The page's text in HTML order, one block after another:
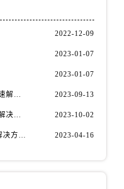
江苏省扬州市邗江区国展路29号星耀天地写字楼1号楼18层1803室爱彼售后服务中心（需提前预约）
江西省景德镇市珠山区珠山中路爱彼售后服务中心（需提前预约）
2022-12-09
2023-01-07
2023-01-07
爱彼机械表进水了有雾气(如何快速解决问题) 2023-09-13
爱彼月相几点到几点不能调(如何解决问题) 2023-10-02
爱彼手表停走是什么原因（停走解决方法） 2023-04-16